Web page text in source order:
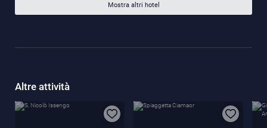
Mostra altri hotel
Altre attività